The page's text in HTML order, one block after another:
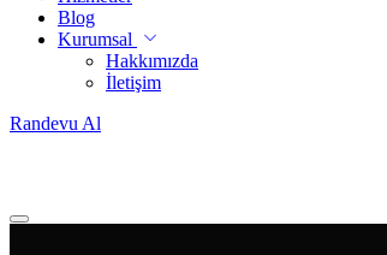
Blog
Kurumsal
Hakkımızda
İletişim
Randevu Al